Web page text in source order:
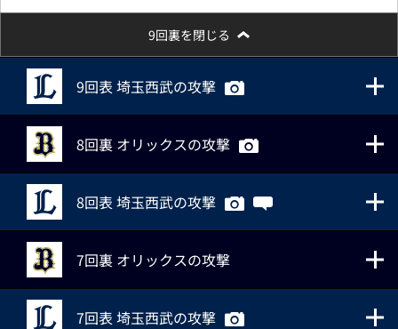
9回裏を閉じる
9回表 埼玉西武の攻撃
8回裏 オリックスの攻撃
8回表 埼玉西武の攻撃
7回裏 オリックスの攻撃
7回表 埼玉西武の攻撃